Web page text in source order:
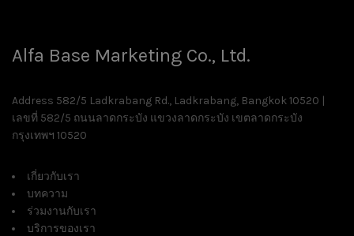
Alfa Base Marketing Co., Ltd.
Address 582/5 Ladkrabang Rd., Ladkrabang, Bangkok 10520 |
เลขที่ 582/5 ถนนลาดกระบัง แขวงลาดกระบัง เขตลาดกระบัง
กรุงเทพฯ 10520
เกี่ยวกับเรา
บทความ
ร่วมงานกับเรา
บริการของเรา